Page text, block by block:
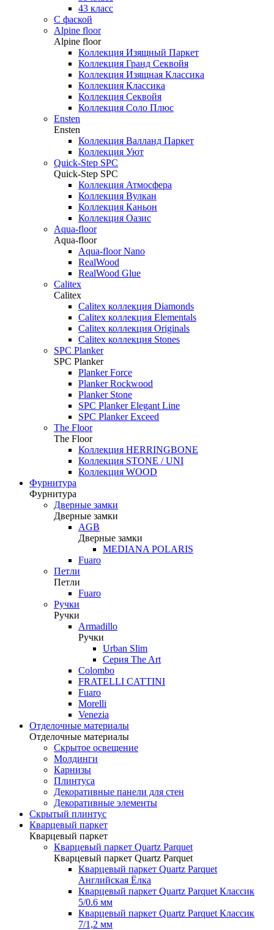
43 класс
С фаской
Alpine floor
Alpine floor
Коллекция Изящный Паркет
Коллекция Гранд Секвойя
Коллекция Изящная Классика
Коллекция Классика
Коллекция Секвойя
Коллекция Соло Плюс
Ensten
Ensten
Коллекция Валланд Паркет
Коллекция Уют
Quick-Step SPC
Quick-Step SPC
Коллекция Атмосфера
Коллекция Вулкан
Коллекция Каньон
Коллекция Оазис
Aqua-floor
Aqua-floor
Aqua-floor Nano
RealWood
RealWood Glue
Calitex
Calitex
Calitex коллекция Diamonds
Calitex коллекция Elementals
Calitex коллекция Originals
Calitex коллекция Stones
SPC Planker
SPC Planker
Planker Force
Planker Rockwood
Planker Stone
SPC Planker Elegant Line
SPC Planker Exceed
The Floor
The Floor
Коллекция HERRINGBONE
Коллекция STONE / UNI
Коллекция WOOD
Фурнитура
Фурнитура
Дверные замки
Дверные замки
AGB
Дверные замки
MEDIANA POLARIS
Fuaro
Петли
Петли
Fuaro
Ручки
Ручки
Armadillo
Ручки
Urban Slim
Серия The Art
Colombo
FRATELLI CATTINI
Fuaro
Morelli
Venezia
Отделочные материалы
Отделочные материалы
Скрытое освещение
Молдинги
Карнизы
Плинтуса
Декоративные панели для стен
Декоративные элементы
Скрытый плинтус
Кварцевый паркет
Кварцевый паркет
Кварцевый паркет Quartz Parquet
Кварцевый паркет Quartz Parquet
Кварцевый паркет Quartz Parquet
Английская Ёлка
Кварцевый паркет Quartz Parquet Классик
5/0.6 мм
Кварцевый паркет Quartz Parquet Классик
7/1,2 мм